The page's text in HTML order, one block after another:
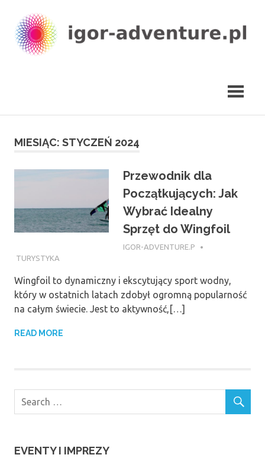
content
MIESIĄC: STYCZEŃ 2024
Przewodnik dla
Początkujących: Jak
Wybrać Idealny
Sprzęt do Wingfoil
25 STYCZNIA 2024
IGOR-ADVENTURE.P
TURYSTYKA
Wingfoil to dynamiczny i ekscytujący sport wodny,
który w ostatnich latach zdobył ogromną popularność
na całym świecie. Jest to aktywność,[…]
READ MORE
EVENTY I IMPREZY